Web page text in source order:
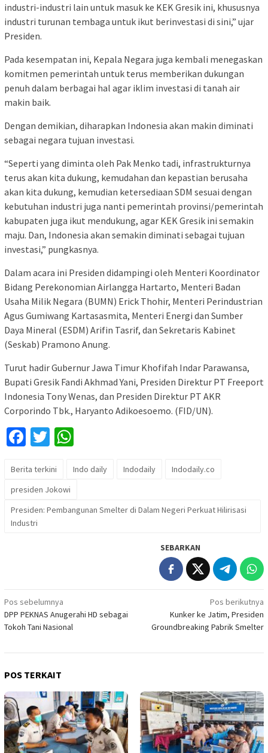
industri-industri lain untuk masuk ke KEK Gresik ini, khususnya
industri turunan tembaga untuk ikut berinvestasi di sini,” ujar
Presiden.
Pada kesempatan ini, Kepala Negara juga kembali menegaskan
komitmen pemerintah untuk terus memberikan dukungan
penuh dalam berbagai hal agar iklim investasi di tanah air
makin baik.
Dengan demikian, diharapkan Indonesia akan makin diminati
sebagai negara tujuan investasi.
“Seperti yang diminta oleh Pak Menko tadi, infrastrukturnya
terus akan kita dukung, kemudahan dan kepastian berusaha
akan kita dukung, kemudian ketersediaan SDM sesuai dengan
kebutuhan industri juga nanti pemerintah provinsi/pemerintah
kabupaten juga ikut mendukung, agar KEK Gresik ini semakin
maju. Dan, Indonesia akan semakin diminati sebagai tujuan
investasi,” pungkasnya.
Dalam acara ini Presiden didampingi oleh Menteri Koordinator
Bidang Perekonomian Airlangga Hartarto, Menteri Badan
Usaha Milik Negara (BUMN) Erick Thohir, Menteri Perindustrian
Agus Gumiwang Kartasasmita, Menteri Energi dan Sumber
Daya Mineral (ESDM) Arifin Tasrif, dan Sekretaris Kabinet
(Seskab) Pramono Anung.
Turut hadir Gubernur Jawa Timur Khofifah Indar Parawansa,
Bupati Gresik Fandi Akhmad Yani, Presiden Direktur PT Freeport
Indonesia Tony Wenas, dan Presiden Direktur PT AKR
Corporindo Tbk., Haryanto Adikoesoemo. (FID/UN).
Facebook
Twitter
Berita terkini Indo daily Indodaily
Indodaily.co
presiden Jokowi
Presiden: Pembangunan Smelter di Dalam Negeri Perkuat Hilirisasi
Industri
SEBARKAN
Navigasi
pos
Pos sebelumnya
DPP PEKNAS Anugerahi HD sebagai
Tokoh Tani Nasional
Pos berikutnya
Kunker ke Jatim, Presiden
Groundbreaking Pabrik Smelter
POS TERKAIT